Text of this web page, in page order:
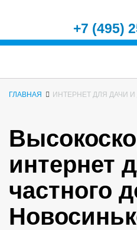
+7 (495)
ГЛАВНАЯ ИНТЕРНЕТ ДЛЯ ДАЧИ
интернет
частного